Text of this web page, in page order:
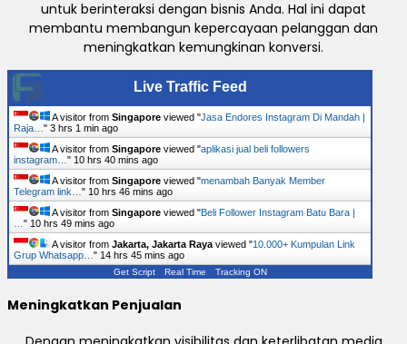
untuk berinteraksi dengan bisnis Anda. Hal ini dapat
membantu membangun kepercayaan pelanggan dan
meningkatkan kemungkinan konversi.
Live Traffic Feed
A visitor from Singapore viewed "Jasa Endores Instagram Di Mandah |
Raja… " 3 hrs 1 min ago
A visitor from Singapore viewed "aplikasi jual beli followers
instagram… " 10 hrs 40 mins ago
A visitor from Singapore viewed "menambah Banyak Member
Telegram link… " 10 hrs 46 mins ago
A visitor from Singapore viewed "Beli Follower Instagram Batu Bara |
" 10 hrs 49 mins ago
A visitor from Jakarta, Jakarta Raya viewed "10.000+ Kumpulan Link
Grup Whatsapp… " 14 hrs 45 mins ago
Get Script Real Time Tracking ON
Meningkatkan Penjualan